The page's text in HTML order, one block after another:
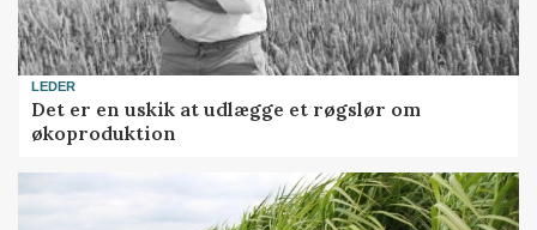
LEDER
Det er en uskik at udlægge et røgslør om
økoproduktion